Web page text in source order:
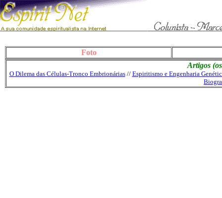
Foto
Artigos
O Dilema das Células-Tronco Embrionárias// Espiritismo e Engenharia